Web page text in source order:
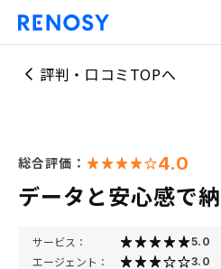
評判・口コミTOPへ
総合評価： 4.0
データと安心感で
サービス： 5.0
エージェント： 3.0